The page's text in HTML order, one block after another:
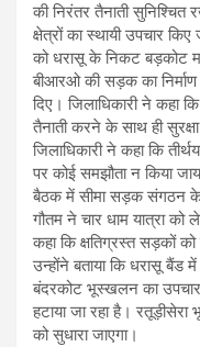
की निरंतर तैनाती सुनिश्चित
क्षेत्रों का स्थायी उपचार
को धरासू के निकट बड़कोट
बीआरओ की सड़क का निर्माण
दिए। जिलाधिकारी ने कहा
तैनाती करने के साथ ही
जिलाधिकारी ने कहा कि
पर कोई समझौता न किया
बैठक में सीमा सड़क संगठन के
गौतम ने चार धाम यात्रा को
कहा कि क्षतिग्रस्त सड़कों
उन्होंने बताया कि धरासू बैंड
बंदरकोट भूस्खलन का
हटाया जा रहा है।
को सुधारा जाएगा।